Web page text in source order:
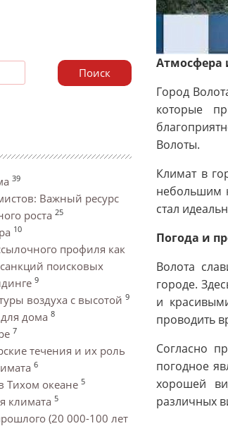
Поиск
39
Важный ресурс
роста 25
10
профиля как
поисковых
9
воздуха с высотой 9
дома 8
7
течения и их роль
6
Тихом океане 5
климата 5
(20 000-100 лет
Атмосфера
Город
которые
Волоты.
Климат в
небольшим
стал
Погода и
Волота
городе.
и
проводить
Согласно
погодное
хорошей
различных